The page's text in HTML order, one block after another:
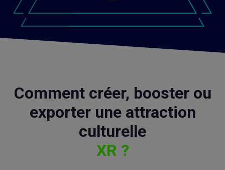
Comment créer, booster ou
exporter une attraction
culturelle
XR ?